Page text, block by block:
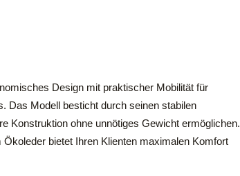
Design mit praktischer Mobilität für
Das Modell besticht durch seinen stabilen
Konstruktion ohne unnötiges Gewicht ermöglichen.
bietet Ihren Klienten maximalen Komfort